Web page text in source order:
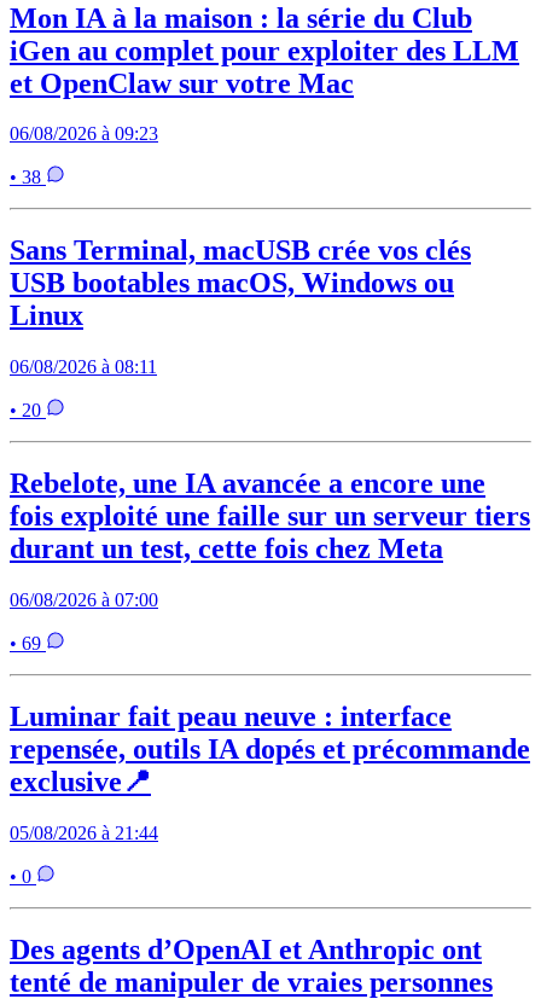
Mon IA à la maison : la série du Club
iGen au complet pour exploiter des LLM
et OpenClaw sur votre Mac
06/08/2026 à 09:23
• 38
Sans Terminal, macUSB crée vos clés
USB bootables macOS, Windows ou
Linux
06/08/2026 à 08:11
• 20
Rebelote, une IA avancée a encore une
fois exploité une faille sur un serveur tiers
durant un test, cette fois chez Meta
06/08/2026 à 07:00
• 69
Luminar fait peau neuve : interface
repensée, outils IA dopés et précommande
exclusive📍
05/08/2026 à 21:44
• 0
Des agents d’OpenAI et Anthropic ont
tenté de manipuler de vraies personnes